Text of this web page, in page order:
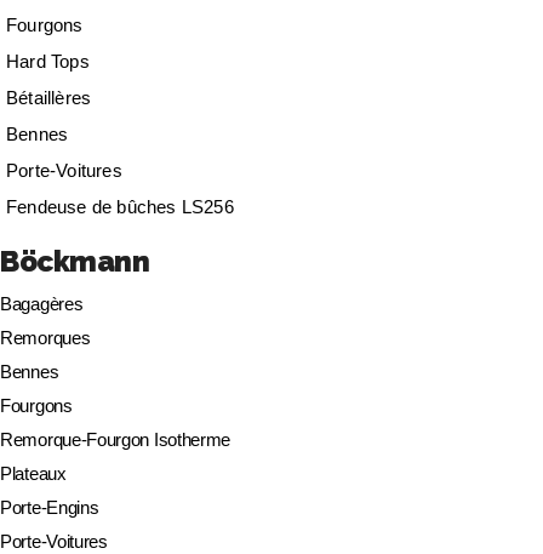
Fourgons
Hard Tops
Bétaillères
Bennes
Porte-Voitures
Fendeuse de bûches LS256
Böckmann
Bagagères
Remorques
Bennes
Fourgons
Remorque-Fourgon Isotherme
Plateaux
Porte-Engins
Porte-Voitures